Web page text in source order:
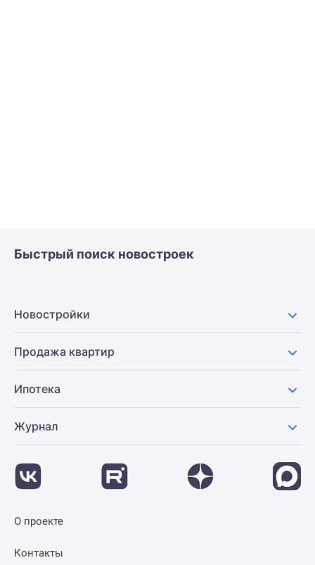
Быстрый поиск новостроек
Новостройки
Продажа квартир
Ипотека
Журнал
О проекте
Контакты